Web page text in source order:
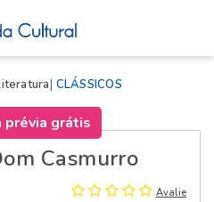
CLÁSSICOS
prévia grátis
Casmurro
Avalie